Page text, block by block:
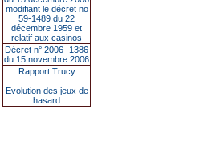
modifiant le décret no
59-1489 du 22
décembre 1959 et
relatif aux casinos
Décret n° 2006- 1386
du 15 novembre 2006
Rapport Trucy
Evolution des jeux de
hasard